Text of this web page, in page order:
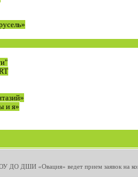
и я»
ДО ДШИ «Овация» ведет прием заявок на